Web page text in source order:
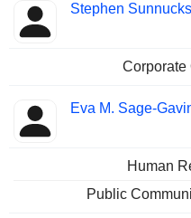
Stephen Sunnucks
Corporate
Eva M. Sage-
Human
Public